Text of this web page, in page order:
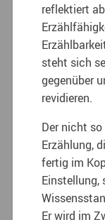
reflektiert
steht sich
gegenüber
revidieren.
Der nicht
Erzählung,
fertig im
Einstellung,
Er wird im